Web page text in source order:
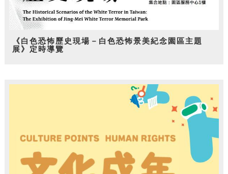
《白色恐怖歷史現場－白色恐怖景美紀念園區主題
展》定時導覽